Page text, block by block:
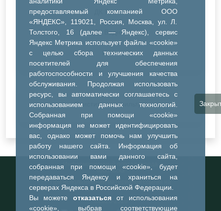
предоставляемый компанией ООО
«ЯНДЕКС», 119021, Россия, Москва, ул. Л.
Толстого, 16 (далее — Яндекс), сервис
Яндекс Метрика использует файлы «cookie»
с целью сбора технических данных
посетителей для обеспечения
работоспособности и улучшения качества
обслуживания. Продолжая использовать
ресурс, вы автоматически соглашаетесь с
использованием данных технологий.
Собранная при помощи «cookie»
информация не может идентифицировать
вас, однако может помочь нам улучшить
работу нашего сайта. Информация об
использовании вами данного сайта,
собранная при помощи «cookie», будет
передаваться Яндексу и храниться на
серверах Яндекса в Российской Федерации.
Вы можете отказатьсяот использования
«cookie», выбрав соответствующие
ДК Речник
ДК Водник
Иное
Очистить все фильтры
Информационный портал города
Тобольска
При использовании материалов ссылка на
портал обязательна
©2023-2026